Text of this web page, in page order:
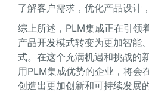
了解客户需求，优化产品设计
综上所述，PLM集成正在引领
产品开发模式转变为更加智能
式。在这个充满机遇和挑战的
用PLM集成优势的企业，将会
创造出更加创新和可持续发展的